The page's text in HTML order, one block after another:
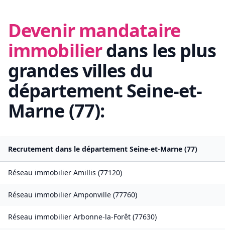
Devenir mandataire
immobilierdans les plus
grandes villes du
départementSeine-et-
Marne (77):
Recrutement dans le département Seine-et-Marne (77)
Réseau immobilier Amillis (77120)
Réseau immobilier Amponville (77760)
Réseau immobilier Arbonne-la-Forêt (77630)